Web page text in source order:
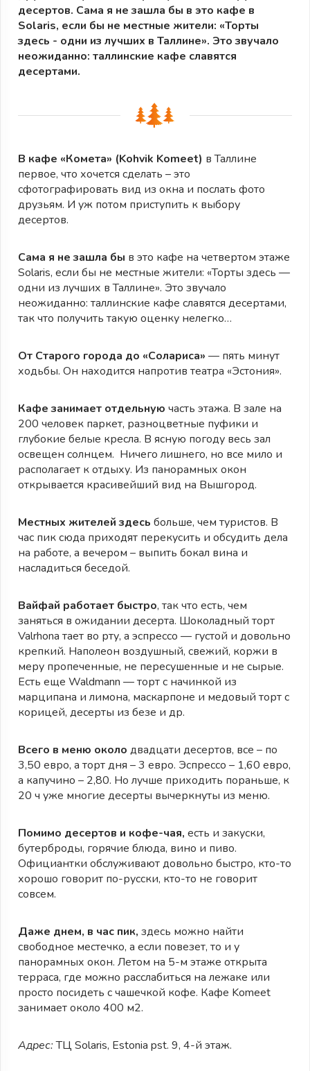
десертов. Сама я не зашла бы в это кафе в
Solaris, если бы не местные жители: «Торты
здесь - одни из лучших в Таллине». Это звучало
неожиданно: таллинские кафе славятся
десертами.
В кафе «Комета» (Kohvik Komeet) в Таллине
первое, что хочется сделать – это
сфотографировать вид из окна и послать фото
друзьям. И уж потом приступить к выбору
десертов.
Сама я не зашла бы в это кафе на четвертом этаже
Solaris, если бы не местные жители: «Торты здесь —
одни из лучших в Таллине». Это звучало
неожиданно: таллинские кафе славятся десертами,
так что получить такую оценку нелегко…
От Старого города до «Солариса» — пять минут
ходьбы. Он находится напротив театра «Эстония».
Кафе занимает отдельную часть этажа. В зале на
200 человек паркет, разноцветные пуфики и
глубокие белые кресла. В ясную погоду весь зал
освещен солнцем. Ничего лишнего, но все мило и
располагает к отдыху. Из панорамных окон
открывается красивейший вид на Вышгород.
Местных жителей здесь больше, чем туристов. В
час пик сюда приходят перекусить и обсудить дела
на работе, а вечером – выпить бокал вина и
насладиться беседой.
Вайфай работает быстро, так что есть, чем
заняться в ожидании десерта. Шоколадный торт
Valrhona тает во рту, а эспрессо — густой и довольно
крепкий. Наполеон воздушный, свежий, коржи в
меру пропеченные, не пересушенные и не сырые.
Есть еще Waldmann — торт с начинкой из
марципана и лимона, маскарпоне и медовый торт с
корицей, десерты из безе и др.
Всего в меню около двадцати десертов, все – по
3,50 евро, а торт дня – 3 евро. Эспрессо – 1,60 евро,
а капучино – 2,80. Но лучше приходить пораньше, к
20 ч уже многие десерты вычеркнуты из меню.
Помимо десертов и кофе-чая, есть и закуски,
бутерброды, горячие блюда, вино и пиво.
Официантки обслуживают довольно быстро, кто-то
хорошо говорит по-русски, кто-то не говорит
совсем.
Даже днем, в час пик, здесь можно найти
свободное местечко, а если повезет, то и у
панорамных окон. Летом на 5-м этаже открыта
терраса, где можно расслабиться на лежаке или
просто посидеть с чашечкой кофе. Кафе Komeet
занимает около 400 м2.
Адрес:ТЦ Solaris, Estonia pst. 9, 4-й этаж.